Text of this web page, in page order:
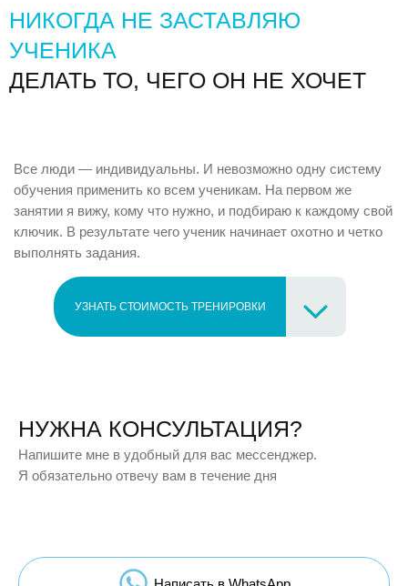
НИКОГДА НЕ ЗАСТАВЛЯЮ
УЧЕНИКА
ДЕЛАТЬ ТО, ЧЕГО ОН НЕ ХОЧЕТ
Все люди — индивидуальны. И невозможно одну систему
обучения применить ко всем ученикам. На первом же
занятии я вижу, кому что нужно, и подбираю к каждому свой
ключик. В результате чего ученик начинает охотно и четко
выполнять задания.
УЗНАТЬ СТОИМОСТЬ ТРЕНИРОВКИ
НУЖНА КОНСУЛЬТАЦИЯ?
Напишите мне в удобный для вас мессенджер.
Я обязательно отвечу вам в течение дня